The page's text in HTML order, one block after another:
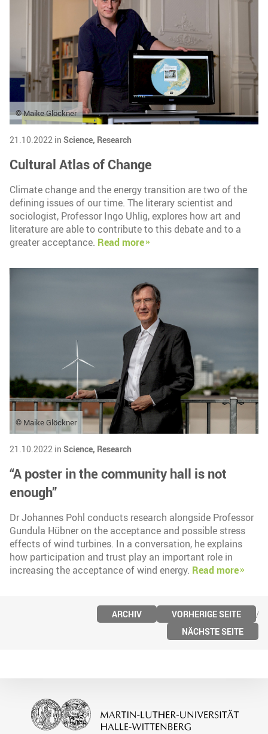
© Maike Glöckner
21.10.2022 in Science, Research
Cultural Atlas of Change
Climate change and the energy transition are two of the
defining issues of our time. The literary scientist and
sociologist, Professor Ingo Uhlig, explores how art and
literature are able to contribute to this debate and to a
greater acceptance. Read more
© Maike Glöckner
21.10.2022 in Science, Research
“A poster in the community hall is not
enough”
Dr Johannes Pohl conducts research alongside Professor
Gundula Hübner on the acceptance and possible stress
effects of wind turbines. In a conversation, he explains
how participation and trust play an important role in
increasing the acceptance of wind energy. Read more
VORHERIGE SEITE
NÄCHSTE SEITE
ARCHIV